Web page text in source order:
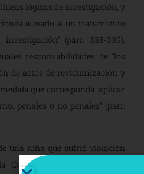
lógicas de investigación, y
aunado a un tratamiento
(párr. 338-339).
responsabilidades de “los
de actos de revictimización y
que corresponda, aplicar
penales o no penales” (párr.
una niña que sufrió violación
Corte identifica la violencia